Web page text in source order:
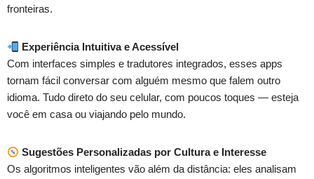
fronteiras.
Experiência Intuitiva e Acessível
Com interfaces simples e tradutores integrados, esses apps
tornam fácil conversar com alguém mesmo que falem outro
idioma. Tudo direto do seu celular, com poucos toques — esteja
você em casa ou viajando pelo mundo.
Sugestões Personalizadas por Cultura e Interesse
Os algoritmos inteligentes vão além da distância: eles analisam